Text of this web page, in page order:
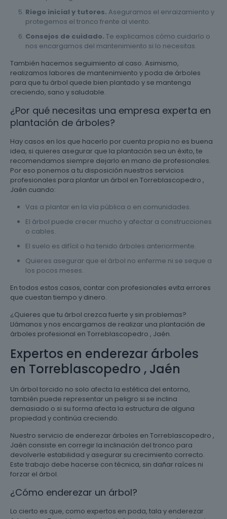
Riego inicial y tutores. Aseguramos el enraizamiento y
protegemos el tronco frente al viento.
Consejos de cuidado. Te explicamos cómo cuidarlo o
nos encargamos del mantenimiento si lo necesitas.
También hacemos seguimiento al caso. Asimismo,
realizamos labores de mantenimiento y poda de árboles
para que tu árbol quede bien plantado y se mantenga
creciendo, sano y saludable.
¿Por qué necesitas una empresa experta en
plantación de árboles?
Hay casos en los que hacerlo por cuenta propia no es buena
idea, si quieres asegurar que la plantación sea un éxito, te
recomendamos siempre dejarlo en mano de profesionales.
Por eso ponemos a tu disposición nuestros servicios
profesionales para plantar un árbol en Torreblascopedro ,
Jaén cuando:
Vas a plantar en la vía pública o en comunidades.
El árbol puede crecer mucho y afectar a construcciones
o cables.
El suelo es difícil o ha tenido árboles anteriormente.
Quieres asegurar que el árbol no enferme ni se seque a
los pocos meses.
En todos estos casos, contar con profesionales evita errores
que cuestan tiempo y dinero.
¿Quieres que tu árbol crezca fuerte y sin problemas?
Llámanos y nos encargamos de realizar una plantación de
árboles profesional en Torreblascopedro , Jaén.
Expertos en enderezar árboles
en Torreblascopedro , Jaén
Un árbol torcido no solo afecta la estética del entorno,
también puede representar un peligro si se inclina
demasiado o si su forma afecta la estructura de alguna
propiedad y continúa creciendo.
Nuestro servicio de enderezar árboles en Torreblascopedro ,
Jaén consiste en corregir la inclinación del tronco para
devolverle estabilidad y asegurar su crecimiento correcto.
Este trabajo debe hacerse con técnica, sin dañar raíces ni
forzar el árbol.
¿Cómo enderezar un árbol?
Lo cierto es que, como expertos en poda, tala y enderezar